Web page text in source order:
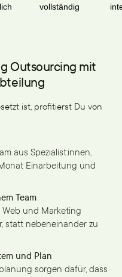
vollständig
Outsourcing mit
ist, profitierst Du von
aus Spezialist:innen,
Einarbeitung und
Team
Web und Marketing
statt nebeneinander zu
und Plan
sorgen dafür, dass